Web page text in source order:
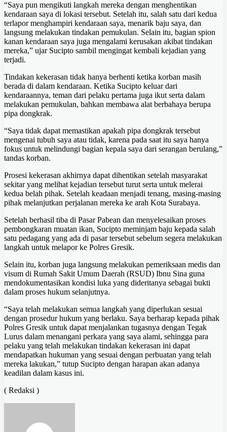
“Saya pun mengikuti langkah mereka dengan menghentikan
kendaraan saya di lokasi tersebut. Setelah itu, salah satu dari kedua
terlapor menghampiri kendaraan saya, menarik baju saya, dan
langsung melakukan tindakan pemukulan. Selain itu, bagian spion
kanan kendaraan saya juga mengalami kerusakan akibat tindakan
mereka,” ujar Sucipto sambil mengingat kembali kejadian yang
terjadi.
Tindakan kekerasan tidak hanya berhenti ketika korban masih
berada di dalam kendaraan. Ketika Sucipto keluar dari
kendaraannya, teman dari pelaku pertama juga ikut serta dalam
melakukan pemukulan, bahkan membawa alat berbahaya berupa
pipa dongkrak.
“Saya tidak dapat memastikan apakah pipa dongkrak tersebut
mengenai tubuh saya atau tidak, karena pada saat itu saya hanya
fokus untuk melindungi bagian kepala saya dari serangan berulang,”
tandas korban.
Prosesi kekerasan akhirnya dapat dihentikan setelah masyarakat
sekitar yang melihat kejadian tersebut turut serta untuk melerai
kedua belah pihak. Setelah keadaan menjadi tenang, masing-masing
pihak melanjutkan perjalanan mereka ke arah Kota Surabaya.
Setelah berhasil tiba di Pasar Pabean dan menyelesaikan proses
pembongkaran muatan ikan, Sucipto meminjam baju kepada salah
satu pedagang yang ada di pasar tersebut sebelum segera melakukan
langkah untuk melapor ke Polres Gresik.
Selain itu, korban juga langsung melakukan pemeriksaan medis dan
visum di Rumah Sakit Umum Daerah (RSUD) Ibnu Sina guna
mendokumentasikan kondisi luka yang dideritanya sebagai bukti
dalam proses hukum selanjutnya.
“Saya telah melakukan semua langkah yang diperlukan sesuai
dengan prosedur hukum yang berlaku. Saya berharap kepada pihak
Polres Gresik untuk dapat menjalankan tugasnya dengan Tegak
Lurus dalam menangani perkara yang saya alami, sehingga para
pelaku yang telah melakukan tindakan kekerasan ini dapat
mendapatkan hukuman yang sesuai dengan perbuatan yang telah
mereka lakukan,” tutup Sucipto dengan harapan akan adanya
keadilan dalam kasus ini.
( Redaksi )